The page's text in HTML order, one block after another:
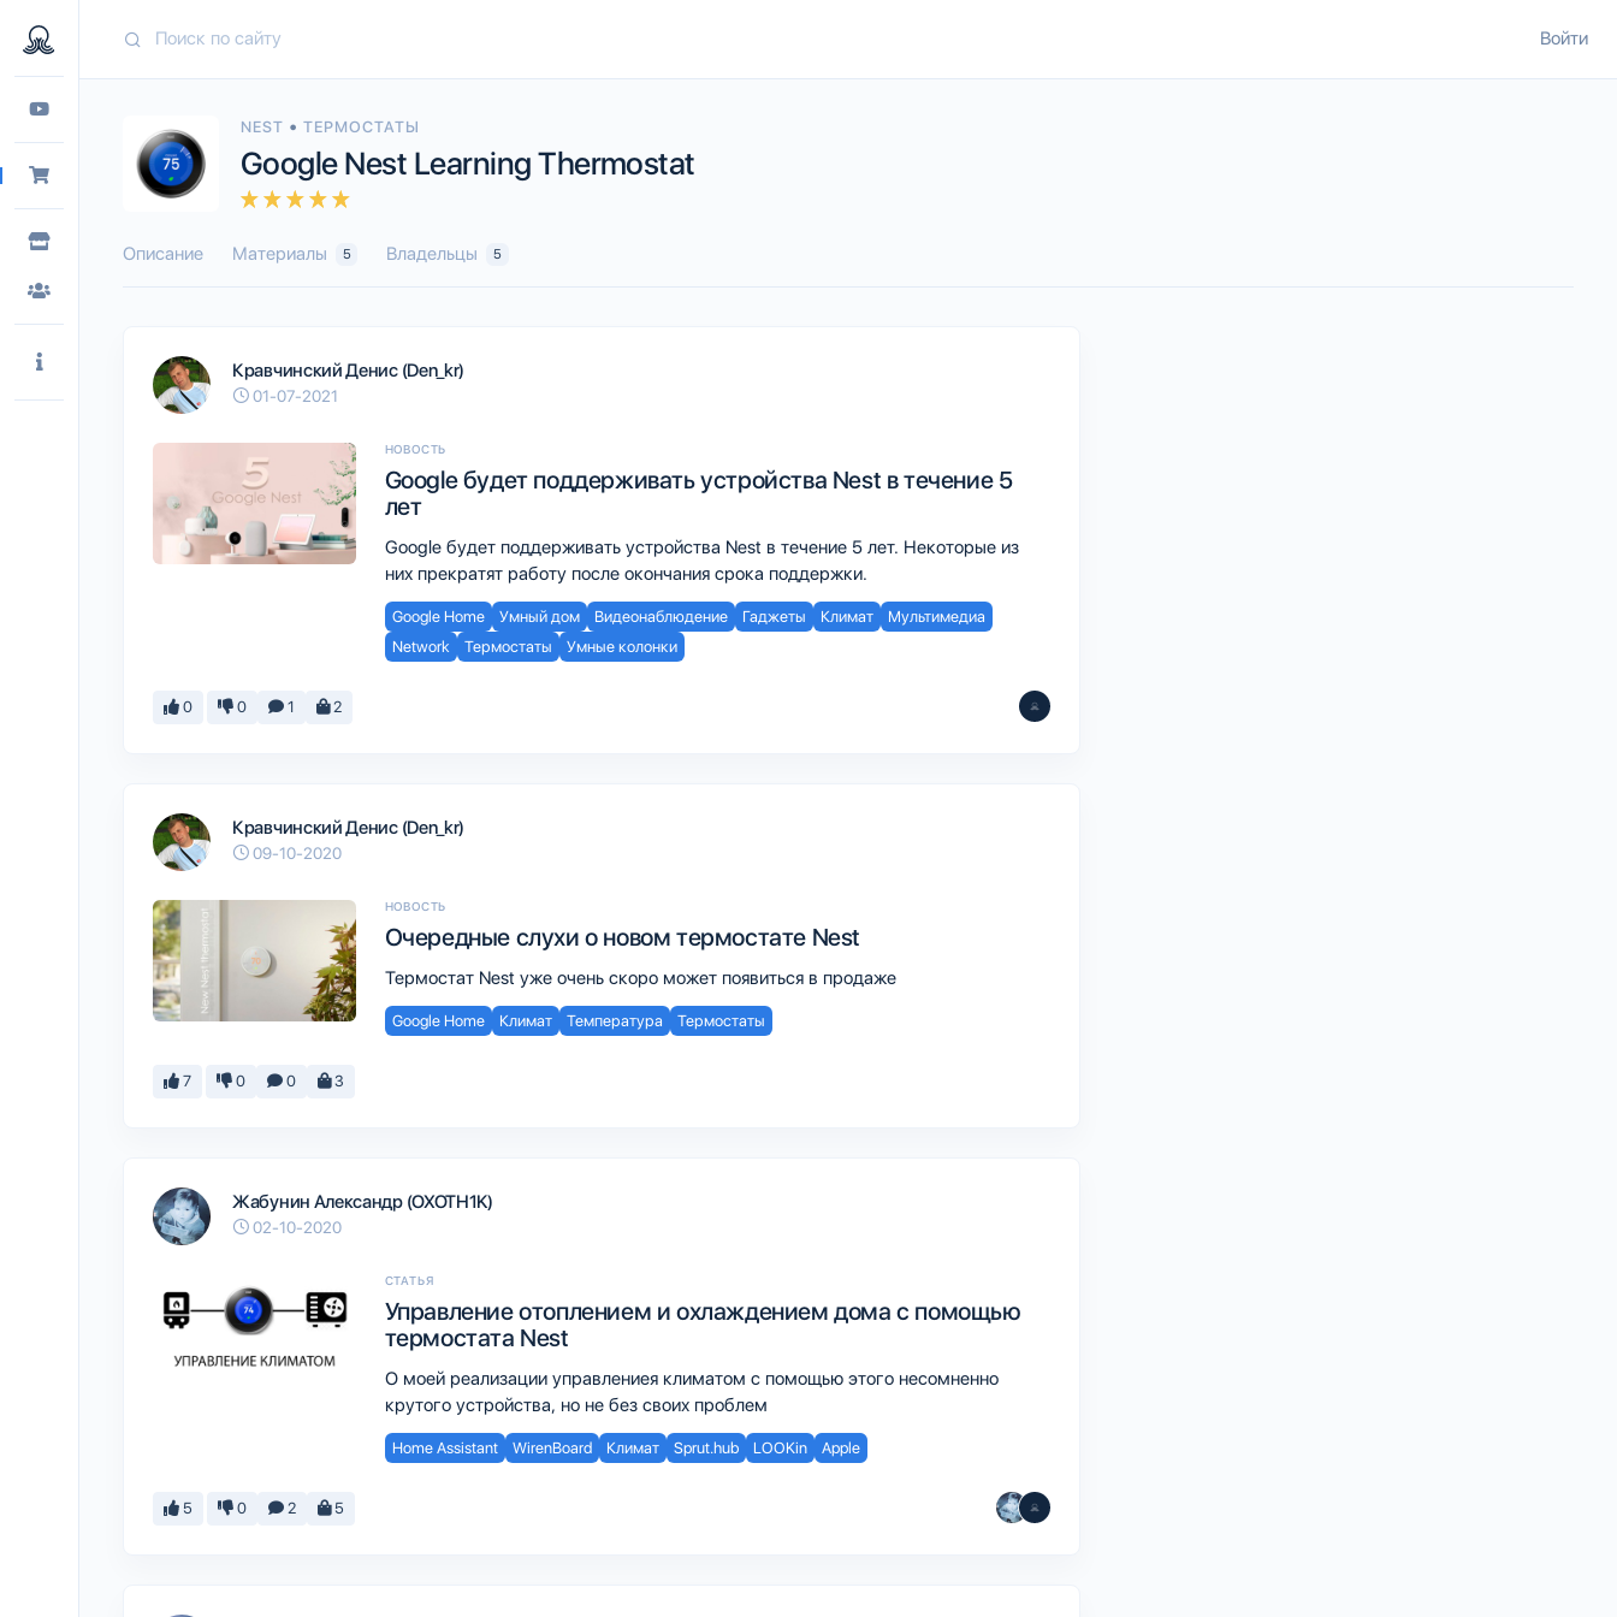
Войти
NEST • ТЕРМОСТАТЫ
Google Nest Learning Thermostat
Описание Материалы 5 Владельцы 5
Кравчинский Денис (Den_kr)
01-07-2021
НОВОСТЬ
Google будет поддерживать устройства Nest в течение 5
лет
Google будет поддерживать устройства Nest в течение 5 лет. Некоторые из
них прекратят работу после окончания срока поддержки.
Google Home Умный дом Видеонаблюдение Гаджеты Климат
Мультимедиа
Network
Термостаты Умные колонки
0 0 1 2
Кравчинский Денис (Den_kr)
09-10-2020
НОВОСТЬ
Очередные слухи о новом термостате Nest
Термостат Nest уже очень скоро может появиться в продаже
Google Home Климат Температура Термостаты
7 0 0 3
Жабунин Александр (OXOTH1K)
02-10-2020
СТАТЬЯ
Управление отоплением и охлаждением дома с помощью
термостата Nest
О моей реализации управлениея климатом с помощью этого несомненно
крутого устройства, но не без своих проблем
Home Assistant WirenBoard Климат Sprut.hub LOOKin Apple
5 0 2 5